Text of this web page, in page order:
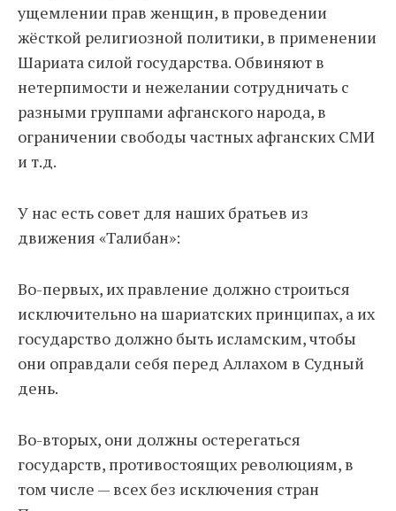
ущемлении прав женщин, в проведении
жёсткой религиозной политики, в применении
Шариата силой государства. Обвиняют в
нетерпимости и нежелании сотрудничать с
разными группами афганского народа, в
ограничении свободы частных афганских СМИ
и т.д.
У нас есть совет для наших братьев из
движения «Талибан»:
Во-первых, их правление должно строиться
исключительно на шариатских принципах, а их
государство должно быть исламским, чтобы
они оправдали себя перед Аллахом в Судный
день.
Во-вторых, они должны остерегаться
государств, противостоящих революциям, в
том числе — всех без исключения стран